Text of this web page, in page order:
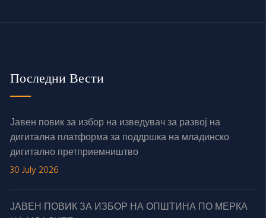
Последни Вести
Јавен повик за избор на изведувач за развој на
дигитална платформа за поддршка на младинско
дигитално претприемништво
30 July 2026
ЈАВЕН ПОВИК ЗА ИЗБОР НА ОПШТИНА ПО МЕРКА